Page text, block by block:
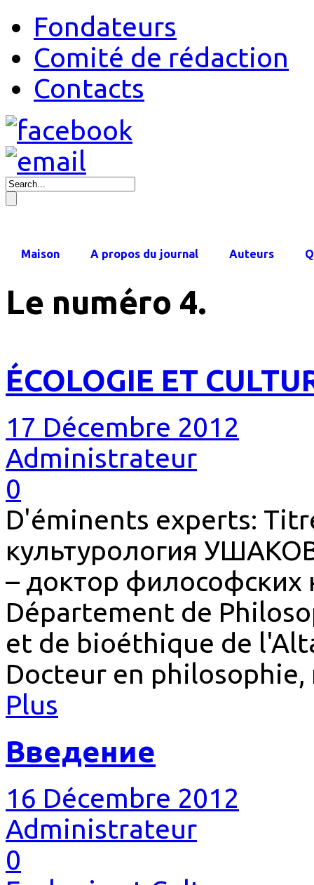
Fondateurs
Comité de rédaction
Contacts
Maison A propos du journal Auteurs
Le numéro 4.
ÉCOLOGIE ET
17 Décembre 2012
Administrateur
0
D'éminents experts:
культурология
– доктор философских
Département de
et de bioéthique de
Docteur en philosophie,
Plus
Введение
16 Décembre 2012
Administrateur
0